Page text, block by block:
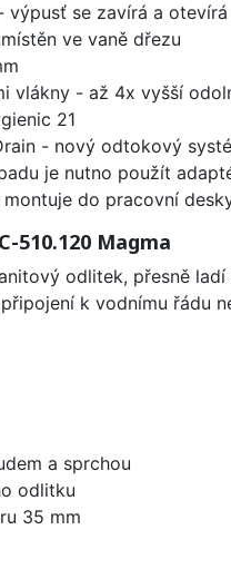
se zavírá a
ve vaně dřezu
vlákny - až 4x vyšší
21
- nový odtokový
je nutno použít
do pracovní
510.120 Magma
odlitek, přesně
k vodnímu řádu
a sprchou
odlitku
35 mm